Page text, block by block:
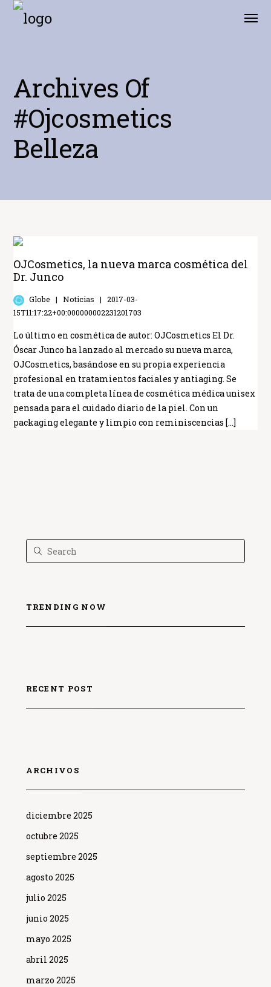
Archives Of
#ojcosmetics
Belleza
OJCosmetics, la nueva marca cosmética del
Dr. Junco
Globe Noticias
2017-03-
15T11:17:22+00:000000002231201703
Lo último en cosmética de autor: OJCosmetics El Dr.
Óscar Junco ha lanzado al mercado su nueva marca,
OJCosmetics, basándose en su propia experiencia
profesional en tratamientos faciales y antiaging. Se
trata de una completa línea de cosmética médica unisex
pensada para el cuidado diario de la piel. Con un
packaging elegante y limpio con reminiscencias […]
TRENDING NOW
RECENT POST
ARCHIVOS
diciembre 2025
octubre 2025
septiembre 2025
agosto 2025
julio 2025
junio 2025
mayo 2025
abril 2025
marzo 2025